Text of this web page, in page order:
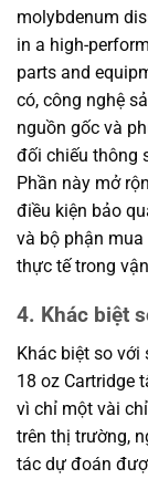
molybdenum
in a high-
parts and
có, công nghệ
nguồn gốc và
đối chiếu thông
Phần này mở
điều kiện bảo
và bộ phận
thực tế trong
4. Khác biệt
Khác biệt so với
18 oz Cartridge
vì chỉ một vài
trên thị trường,
tác dự đoán